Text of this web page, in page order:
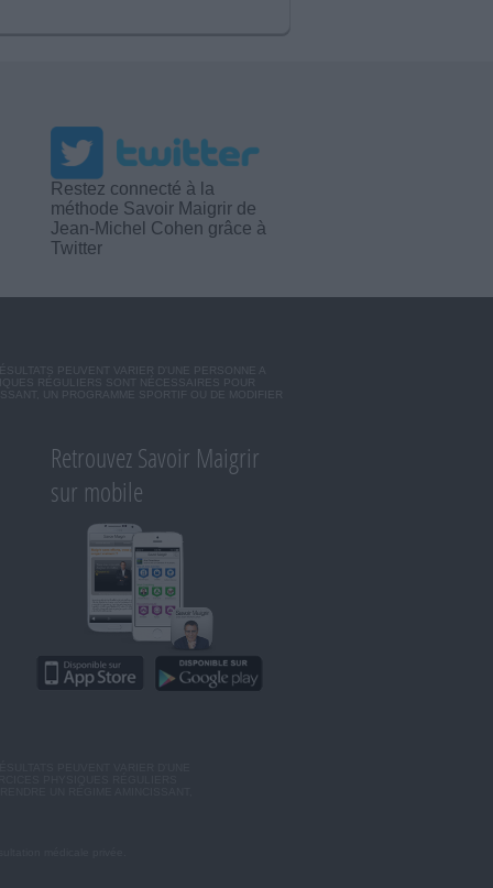
Restez connecté à la
méthode Savoir Maigrir de
Jean-Michel Cohen grâce à
Twitter
PEUVENT VARIER D'UNE PERSONNE A
RÉGULIERS SONT NÉCESSAIRES POUR
UN PROGRAMME SPORTIF OU DE MODIFIER
Retrouvez Savoir Maigrir
sur mobile